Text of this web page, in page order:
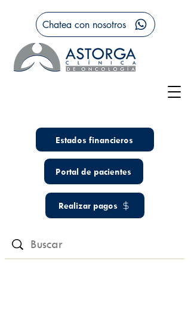
Estados financieros
Portal de pacientes
Realizar pagos
Chatea con nosotros